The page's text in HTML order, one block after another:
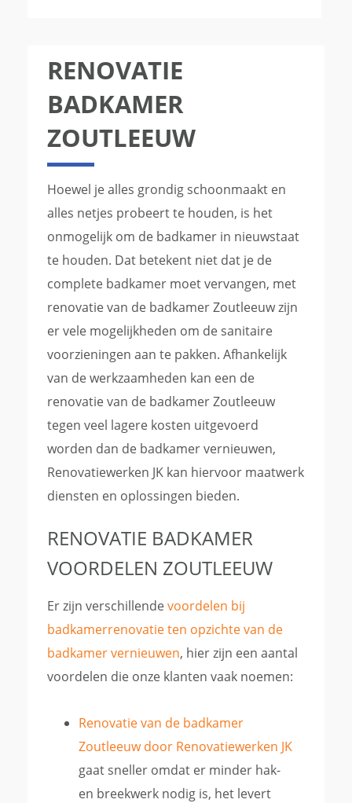
RENOVATIE
BADKAMER
ZOUTLEEUW
Hoewel je alles grondig schoonmaakt en
alles netjes probeert te houden, is het
onmogelijk om de badkamer in nieuwstaat
te houden. Dat betekent niet dat je de
complete badkamer moet vervangen, met
renovatie van de badkamer Zoutleeuw zijn
er vele mogelijkheden om de sanitaire
voorzieningen aan te pakken. Afhankelijk
van de werkzaamheden kan een de
renovatie van de badkamer Zoutleeuw
tegen veel lagere kosten uitgevoerd
worden dan de badkamer vernieuwen,
Renovatiewerken JK kan hiervoor maatwerk
diensten en oplossingen bieden.
RENOVATIE BADKAMER
VOORDELEN ZOUTLEEUW
Er zijn verschillendevoordelen bij
badkamerrenovatie ten opzichte van de
badkamer vernieuwen, hier zijn een aantal
voordelen die onze klanten vaak noemen:
Renovatie van de badkamer
Zoutleeuw door Renovatiewerken JK
gaat sneller omdat er minder hak-
en breekwerk nodig is, het levert